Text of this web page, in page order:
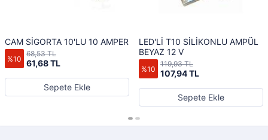
CAM SİGORTA 10'LU 10 AMPER
%10 61,68 TL
68,53 TL
Sepete Ekle
LED'Lİ T10 SİLİKONLU AMPÜL
BEYAZ 12 V
%10 107,94 TL
119,93 TL
Sepete Ekle